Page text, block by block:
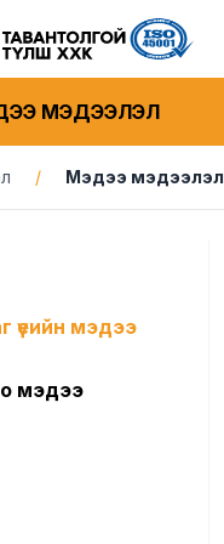
МЭДЭЭЛЭЛ
/ Мэдээ мэдээлэл
үеийн мэдээ
мэдээ